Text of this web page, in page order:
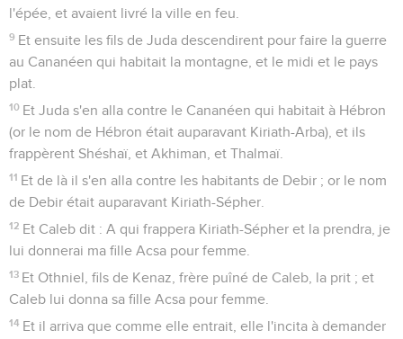
l'épée, et avaient livré la ville en feu.
9 Et ensuite les fils de Juda descendirent pour faire la guerre
au Cananéen qui habitait la montagne, et le midi et le pays
plat.
10 Et Juda s'en alla contre le Cananéen qui habitait à Hébron
(or le nom de Hébron était auparavant Kiriath-Arba), et ils
frappèrent Shéshaï, et Akhiman, et Thalmaï.
11 Et de là il s'en alla contre les habitants de Debir ; or le nom
de Debir était auparavant Kiriath-Sépher.
12 Et Caleb dit : A qui frappera Kiriath-Sépher et la prendra, je
lui donnerai ma fille Acsa pour femme.
13 Et Othniel, fils de Kenaz, frère puîné de Caleb, la prit ; et
Caleb lui donna sa fille Acsa pour femme.
14 Et il arriva que comme elle entrait, elle l'incita à demander